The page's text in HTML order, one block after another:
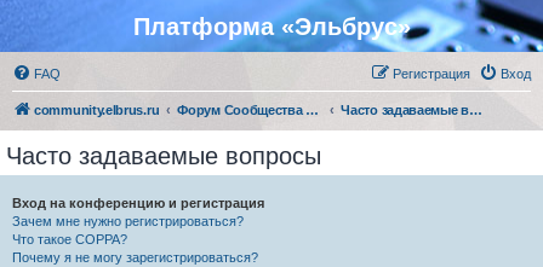
Платформа «Эльбрус»
FAQ Вход
Регистрация
community.elbrus.ru Форум Сообщества Эльбрус Часто задаваемые вопросы
Часто задаваемые вопросы
Вход на конференцию и регистрация
Зачем мне нужно регистрироваться?
Что такое COPPA?
Почему я не могу зарегистрироваться?